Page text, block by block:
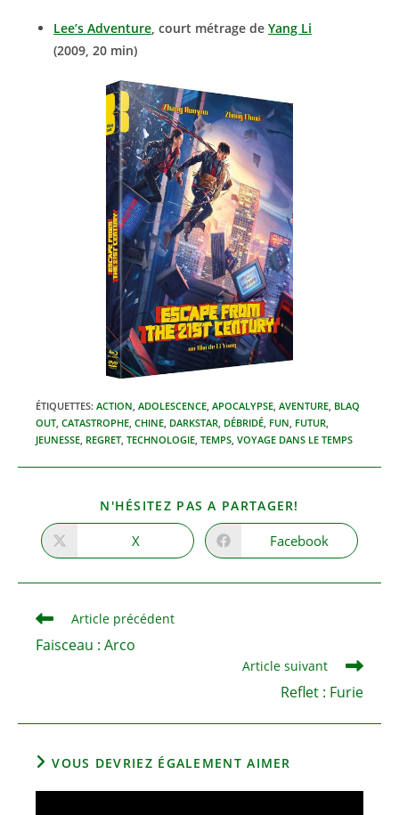
Lee’s Adventure, court métrage de Yang Li
(2009, 20 min)
ÉTIQUETTES: ACTION, ADOLESCENCE, APOCALYPSE, AVENTURE, BLAQ
OUT, CATASTROPHE, CHINE, DARKSTAR, DÉBRIDÉ, FUN, FUTUR,
JEUNESSE, REGRET, TECHNOLOGIE, TEMPS, VOYAGE DANS LE TEMPS
N'HÉSITEZ PAS A PARTAGER!
CONTENU
Ouvrir
dans
autre
X Ouvrir
dans
autre
Facebook
Read
articles
Article précédent
Faisceau : Arco
Article suivant
Reflet : Furie
VOUS DEVRIEZ ÉGALEMENT AIMER